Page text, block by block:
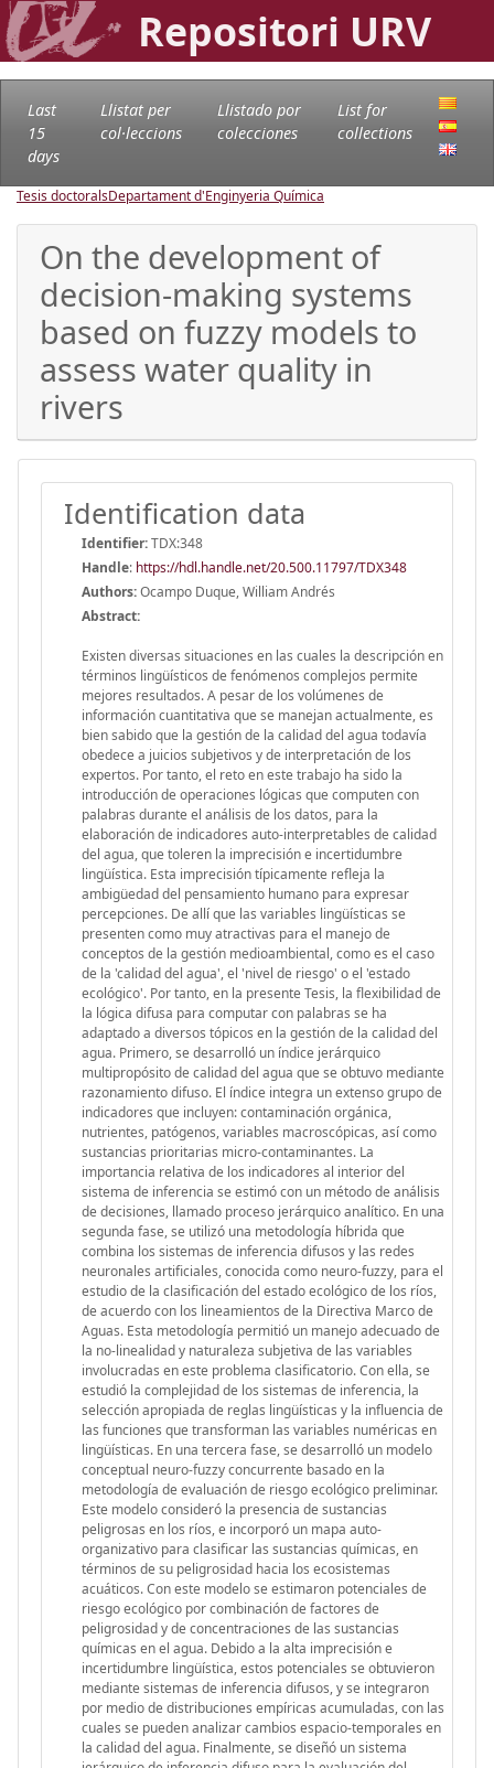
Repositori URV
Last
15
days
Llistat per
col·leccions
Llistado por
colecciones
List for
collections
Tesis doctoralsDepartament d'Enginyeria Química
On the development of
decision-making systems
based on fuzzy models to
assess water quality in
rivers
Identification data
Identifier:TDX:348
Handle: https://hdl.handle.net/20.500.11797/TDX348
Authors:Ocampo Duque, William Andrés
Abstract:
Existen diversas situaciones en las cuales la descripción en
términos lingüísticos de fenómenos complejos permite
mejores resultados. A pesar de los volúmenes de
información cuantitativa que se manejan actualmente, es
bien sabido que la gestión de la calidad del agua todavía
obedece a juicios subjetivos y de interpretación de los
expertos. Por tanto, el reto en este trabajo ha sido la
introducción de operaciones lógicas que computen con
palabras durante el análisis de los datos, para la
elaboración de indicadores auto-interpretables de calidad
del agua, que toleren la imprecisión e incertidumbre
lingüística. Esta imprecisión típicamente refleja la
ambigüedad del pensamiento humano para expresar
percepciones. De allí que las variables lingüísticas se
presenten como muy atractivas para el manejo de
conceptos de la gestión medioambiental, como es el caso
de la 'calidad del agua', el 'nivel de riesgo' o el 'estado
ecológico'. Por tanto, en la presente Tesis, la flexibilidad de
la lógica difusa para computar con palabras se ha
adaptado a diversos tópicos en la gestión de la calidad del
agua. Primero, se desarrolló un índice jerárquico
multipropósito de calidad del agua que se obtuvo mediante
razonamiento difuso. El índice integra un extenso grupo de
indicadores que incluyen: contaminación orgánica,
nutrientes, patógenos, variables macroscópicas, así como
sustancias prioritarias micro-contaminantes. La
importancia relativa de los indicadores al interior del
sistema de inferencia se estimó con un método de análisis
de decisiones, llamado proceso jerárquico analítico. En una
segunda fase, se utilizó una metodología híbrida que
combina los sistemas de inferencia difusos y las redes
neuronales artificiales, conocida como neuro-fuzzy, para el
estudio de la clasificación del estado ecológico de los ríos,
de acuerdo con los lineamientos de la Directiva Marco de
Aguas. Esta metodología permitió un manejo adecuado de
la no-linealidad y naturaleza subjetiva de las variables
involucradas en este problema clasificatorio. Con ella, se
estudió la complejidad de los sistemas de inferencia, la
selección apropiada de reglas lingüísticas y la influencia de
las funciones que transforman las variables numéricas en
lingüísticas. En una tercera fase, se desarrolló un modelo
conceptual neuro-fuzzy concurrente basado en la
metodología de evaluación de riesgo ecológico preliminar.
Este modelo consideró la presencia de sustancias
peligrosas en los ríos, e incorporó un mapa auto-
organizativo para clasificar las sustancias químicas, en
términos de su peligrosidad hacia los ecosistemas
acuáticos. Con este modelo se estimaron potenciales de
riesgo ecológico por combinación de factores de
peligrosidad y de concentraciones de las sustancias
químicas en el agua. Debido a la alta imprecisión e
incertidumbre lingüística, estos potenciales se obtuvieron
mediante sistemas de inferencia difusos, y se integraron
por medio de distribuciones empíricas acumuladas, con las
cuales se pueden analizar cambios espacio-temporales en
la calidad del agua. Finalmente, se diseñó un sistema